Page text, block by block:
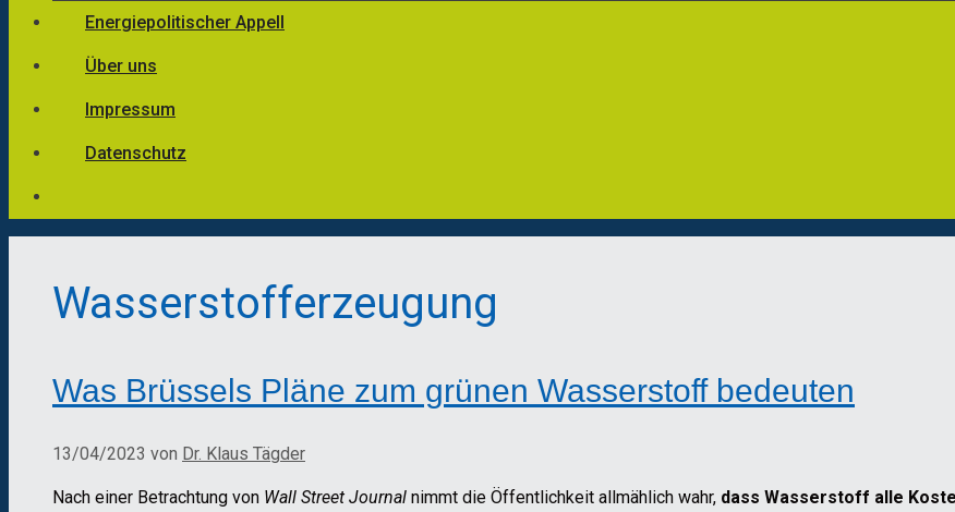
Energiepolitischer Appell
Über uns
Impressum
Datenschutz
Wasserstofferzeugung
Was Brüssels Pläne zum grünen Wasserstoff bedeuten
13/04/2023 von Dr. Klaus Tägder
Nach einer Betrachtung von Wall Street Journal nimmt die Öffentlichkeit allmählich wahr, dass Wasserstoff alle